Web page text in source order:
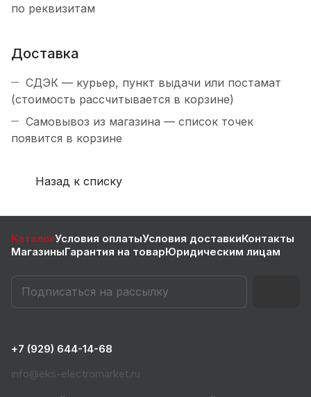
по реквизитам
Доставка
СДЭК — курьер, пункт выдачи или постамат
(стоимость рассчитывается в корзине)
Самовывоз из магазина — список точек
появится в корзине
Назад к списку
КаталогУсловия оплатыУсловия доставкиКонтакты
МагазиныГарантия на товарЮридическим лицам
+7 (929) 644-14-68
info@eks-electromarket.ru